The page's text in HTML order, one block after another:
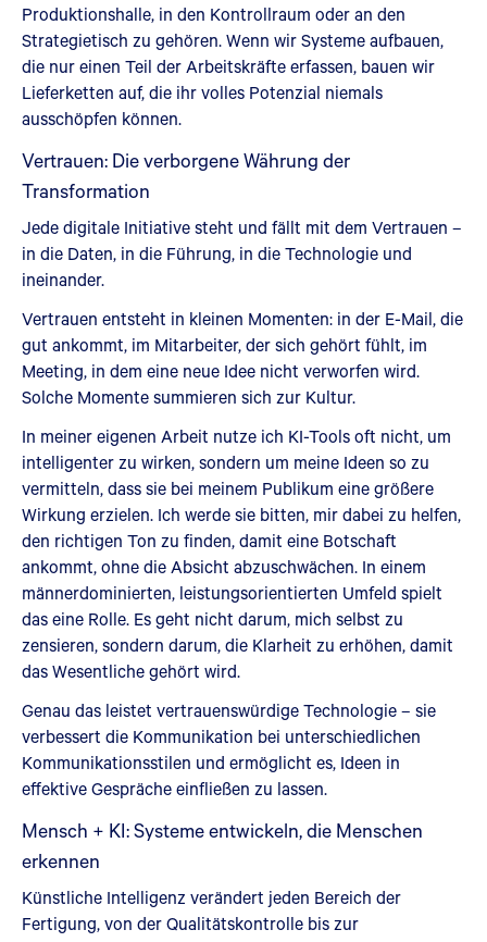
Produktionshalle, in den Kontrollraum oder an den
Strategietisch zu gehören. Wenn wir Systeme aufbauen,
die nur einen Teil der Arbeitskräfte erfassen, bauen wir
Lieferketten auf, die ihr volles Potenzial niemals
ausschöpfen können.
Vertrauen: Die verborgene Währung der
Transformation
Jede digitale Initiative steht und fällt mit dem Vertrauen –
in die Daten, in die Führung, in die Technologie und
ineinander.
Vertrauen entsteht in kleinen Momenten: in der E-Mail, die
gut ankommt, im Mitarbeiter, der sich gehört fühlt, im
Meeting, in dem eine neue Idee nicht verworfen wird.
Solche Momente summieren sich zur Kultur.
In meiner eigenen Arbeit nutze ich KI-Tools oft nicht, um
intelligenter zu wirken, sondern um meine Ideen so zu
vermitteln, dass sie bei meinem Publikum eine größere
Wirkung erzielen. Ich werde sie bitten, mir dabei zu helfen,
den richtigen Ton zu finden, damit eine Botschaft
ankommt, ohne die Absicht abzuschwächen. In einem
männerdominierten, leistungsorientierten Umfeld spielt
das eine Rolle. Es geht nicht darum, mich selbst zu
zensieren, sondern darum, die Klarheit zu erhöhen, damit
das Wesentliche gehört wird.
Genau das leistet vertrauenswürdige Technologie – sie
verbessert die Kommunikation bei unterschiedlichen
Kommunikationsstilen und ermöglicht es, Ideen in
effektive Gespräche einfließen zu lassen.
Mensch + KI: Systeme entwickeln, die Menschen
erkennen
Künstliche Intelligenz verändert jeden Bereich der
Fertigung, von der Qualitätskontrolle bis zur